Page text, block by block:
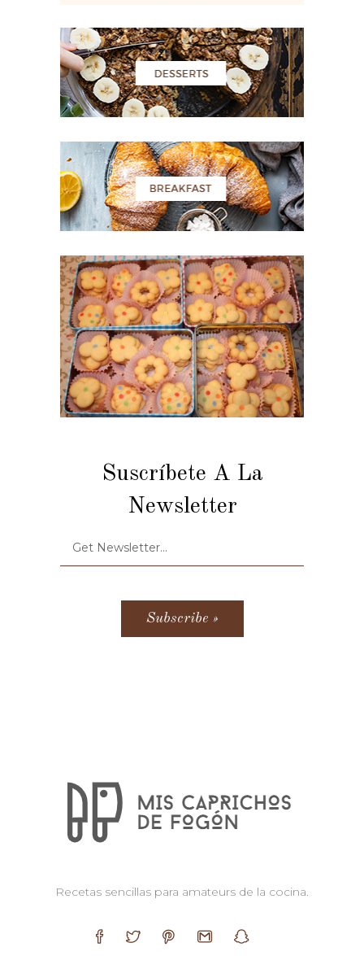
Suscríbete A La
Newsletter
Recetas sencillas para amateurs de la cocina.